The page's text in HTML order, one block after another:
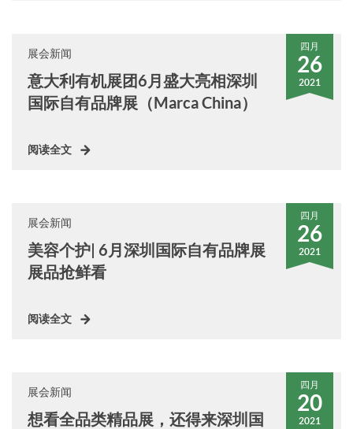
四月
26
2021
展会新闻
意大利有机展团6月盛大亮相深圳
国际自有品牌展（Marca China）
阅读全文
四月
26
2021
展会新闻
美容个护| 6月深圳国际自有品牌展
展品抢鲜看
阅读全文
四月
20
2021
展会新闻
想看全品类精品展，还得来深圳国